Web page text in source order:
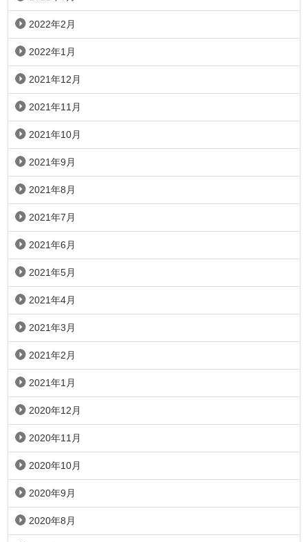
2022年2月
2022年1月
2021年12月
2021年11月
2021年10月
2021年9月
2021年8月
2021年7月
2021年6月
2021年5月
2021年4月
2021年3月
2021年2月
2021年1月
2020年12月
2020年11月
2020年10月
2020年9月
2020年8月